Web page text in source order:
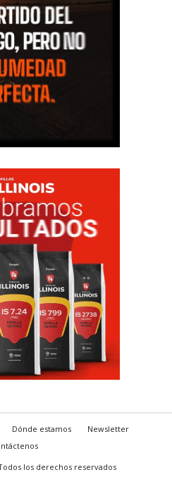
Dónde estamos
Newsletter
los derechos reservados